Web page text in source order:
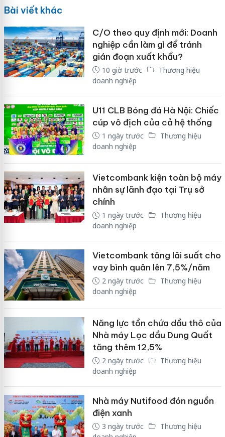
Bài viết khác
C/O theo quy định mới: Doanh
nghiệp cần làm gì để tránh
gián đoạn xuất khẩu?
10 giờ trước
Thương hiệu
doanh nghiệp
U11 CLB Bóng đá Hà Nội: Chiếc
cúp vô địch của cả hệ thống
1 ngày trước
Thương hiệu
doanh nghiệp
Vietcombank kiện toàn bộ máy
nhân sự lãnh đạo tại Trụ sở
chính
1 ngày trước
Thương hiệu
doanh nghiệp
Vietcombank tăng lãi suất cho
vay bình quân lên 7,5%/năm
2 ngày trước
Thương hiệu
doanh nghiệp
Năng lực tồn chứa dầu thô của
Nhà máy Lọc dầu Dung Quất
tăng thêm 12,5%
2 ngày trước
Thương hiệu
doanh nghiệp
Nhà máy Nutifood đón nguồn
điện xanh
3 ngày trước
Thương hiệu